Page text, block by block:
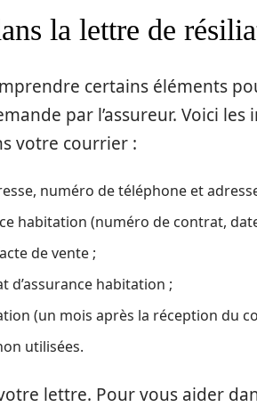
la lettre de
certains éléments
par l’assureur. Voici les
votre courrier :
numéro de téléphone et
habitation (numéro de contrat,
de vente ;
d’assurance habitation ;
(un mois après la réception du
utilisées.
lettre. Pour vous aider